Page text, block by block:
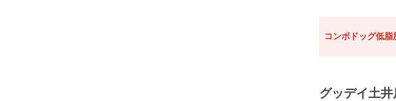
コンボドッグ低
グッデイ土井